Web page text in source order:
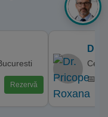
Rezervă
Dr.
📅